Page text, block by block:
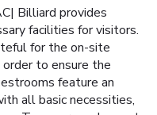
Billiard provides
facilities for visitors.
for the on-site
to ensure the
feature an
all basic necessities,